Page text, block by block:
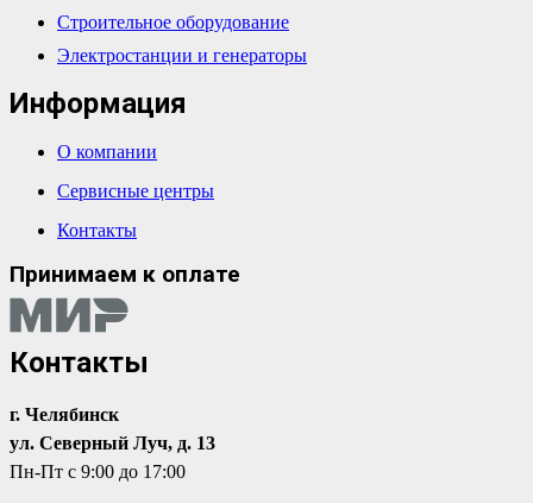
Строительное оборудование
Электростанции и генераторы
Информация
О компании
Сервисные центры
Контакты
Принимаем к оплате
Контакты
г. Челябинск
ул. Северный Луч, д. 13
Пн-Пт с 9:00 до 17:00